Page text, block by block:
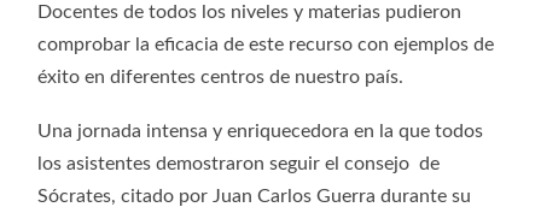
Docentes de todos los niveles y materias pudieron
comprobar la eficacia de este recurso con ejemplos de
éxito en diferentes centros de nuestro país.
Una jornada intensa y enriquecedora en la que todos
los asistentes demostraron seguir el consejo de
Sócrates, citado por Juan Carlos Guerra durante su